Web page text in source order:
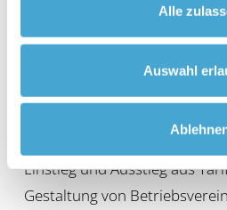
Alle
Auswahl
Umbildung von
Banken und Unternehmen
Einstieg und Ausstieg aus
Gestaltung von